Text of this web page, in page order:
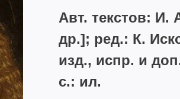
Авт. текстов: И.
др.]; ред.: К.
изд., испр. и
с.: ил.